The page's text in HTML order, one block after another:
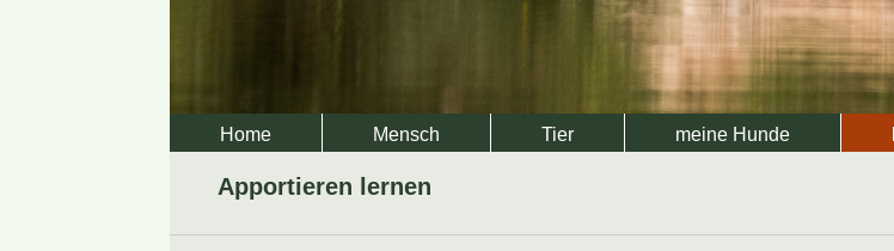
Home Mensch Tier meine Hunde
Apportieren lernen